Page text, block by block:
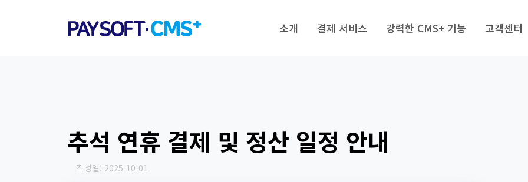
소개 결제 서비스 강력한 CMS+ 기능 고객센터
추석 연휴 결제 및 정산 일정 안내
작성일: 2025-10-01